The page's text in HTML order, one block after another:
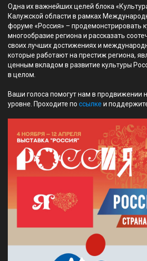
Одна их важнейших целей блока
Калужской области в рамках
форуме «Россия» – продемонстрировать
многообразие региона и рассказать
своих лучших достижениях и
которые работают на престиж региона,
ценным вкладом в развитие культуры
в целом.
Ваши голоса помогут нам в продвижении
уровне. Проходите по ссылке и